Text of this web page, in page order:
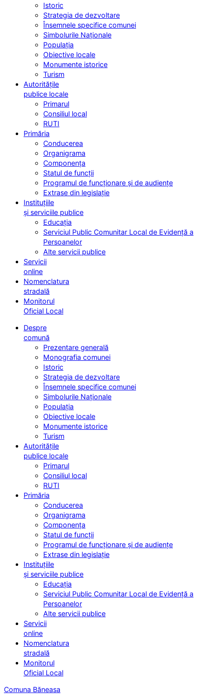
Istoric
Strategia de dezvoltare
Însemnele specifice comunei
Simbolurile Naționale
Populația
Obiective locale
Monumente istorice
Turism
Autoritățile
publice locale
Primarul
Consiliul local
RUTI
Primăria
Conducerea
Organigrama
Componența
Statul de funcții
Programul de funcționare și de audiențe
Extrase din legislație
Instituțiile
și serviciile publice
Educația
Serviciul Public Comunitar Local de Evidență a
Persoanelor
Alte servicii publice
Servicii
online
Nomenclatura
stradală
Monitorul
Oficial Local
Despre
comună
Prezentare generală
Monografia comunei
Istoric
Strategia de dezvoltare
Însemnele specifice comunei
Simbolurile Naționale
Populația
Obiective locale
Monumente istorice
Turism
Autoritățile
publice locale
Primarul
Consiliul local
RUTI
Primăria
Conducerea
Organigrama
Componența
Statul de funcții
Programul de funcționare și de audiențe
Extrase din legislație
Instituțiile
și serviciile publice
Educația
Serviciul Public Comunitar Local de Evidență a
Persoanelor
Alte servicii publice
Servicii
online
Nomenclatura
stradală
Monitorul
Oficial Local
Comuna Băneasa